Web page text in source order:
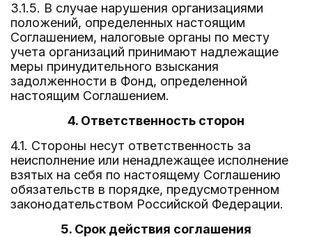
3.1.5. В случае нарушения организациями
положений, определенных настоящим
Соглашением, налоговые органы по месту
учета организаций принимают надлежащие
меры принудительного взыскания
задолженности в Фонд, определенной
настоящим Соглашением.
4. Ответственность сторон
4.1. Стороны несут ответственность за
неисполнение или ненадлежащее исполнение
взятых на себя по настоящему Соглашению
обязательств в порядке, предусмотренном
законодательством Российской Федерации.
5. Срок действия соглашения